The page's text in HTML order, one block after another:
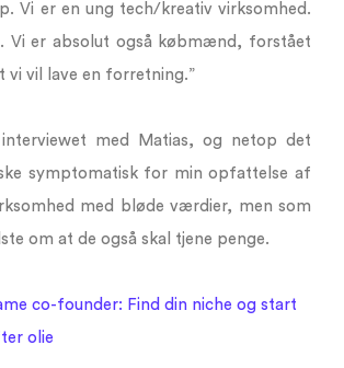
Vi er en ung tech/kreativ virksomhed.
Vi er absolut også købmænd, forstået
vi vil lave en forretning.”
med Matias, og netop det
symptomatisk for min opfattelse af
med bløde værdier, men som
om at de også skal tjene penge.
co-founder: Find din niche og start
olie